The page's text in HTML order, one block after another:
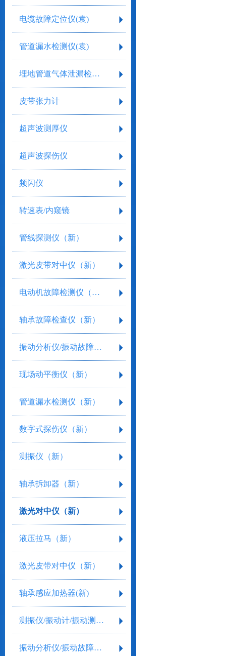
电缆故障定位仪(袁)
管道漏水检测仪(袁)
埋地管道气体泄漏检测仪
皮带张力计
超声波测厚仪
超声波探伤仪
频闪仪
转速表/内窥镜
管线探测仪（新）
激光皮带对中仪（新）
电动机故障检测仪（新）
轴承故障检查仪（新）
振动分析仪/振动故障诊断分析仪（新）
现场动平衡仪（新）
管道漏水检测仪（新）
数字式探伤仪（新）
测振仪（新）
轴承拆卸器（新）
激光对中仪（新）
液压拉马（新）
激光皮带对中仪（新）
轴承感应加热器(新)
测振仪/振动计/振动测量仪
振动分析仪/振动故障诊断分析仪